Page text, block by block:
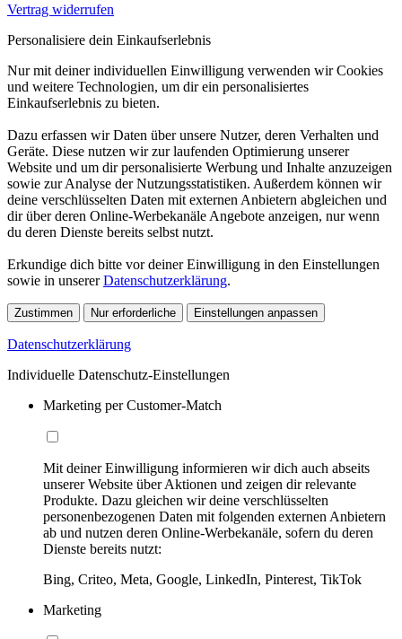
Vertrag widerrufen
Personalisiere dein Einkaufserlebnis
Nur mit deiner individuellen Einwilligung verwenden wir Cookies
und weitere Technologien, um dir ein personalisiertes
Einkaufserlebnis zu bieten.
Dazu erfassen wir Daten über unsere Nutzer, deren Verhalten und
Geräte. Diese nutzen wir zur laufenden Optimierung unserer
Website und um dir personalisierte Werbung und Inhalte anzuzeigen
sowie zur Analyse der Nutzungsstatistiken. Außerdem können wir
deine verschlüsselten Daten mit externen Anbietern abgleichen und
dir über deren Online-Werbekanäle Angebote anzeigen, nur wenn
du deren Dienste bereits selbst nutzt.
Erkundige dich bitte vor deiner Einwilligung in den Einstellungen
sowie in unsererDatenschutzerklärung.
Zustimmen Nur erforderliche Einstellungen anpassen
Datenschutzerklärung
Individuelle Datenschutz-Einstellungen
Marketing per Customer-Match
Mit deiner Einwilligung informieren wir dich auch abseits
unserer Website über Aktionen und zeigen dir relevante
Produkte. Dazu gleichen wir deine verschlüsselten
personenbezogenen Daten mit folgenden externen Anbietern
ab und nutzen deren Online-Werbekanäle, sofern du deren
Dienste bereits nutzt:
Bing, Criteo, Meta, Google, LinkedIn, Pinterest, TikTok
Marketing